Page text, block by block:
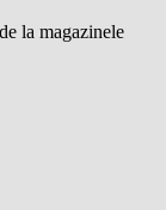
la magazinele